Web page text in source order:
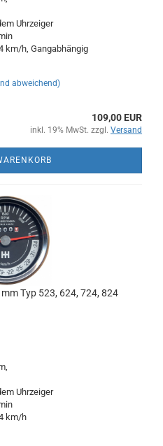
Uhrzeiger
km/h, Gangabhängig
abweichend)
109,00 EUR
inkl. 19% MwSt. zzgl. Versand
Typ 523, 624, 724, 824
Uhrzeiger
km/h